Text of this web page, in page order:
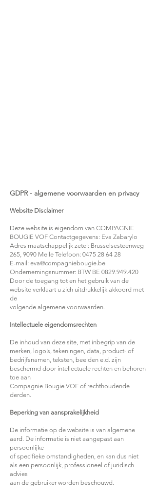
GDPR - algemene voorwaarden en privacy
Website Disclaimer
Deze website is eigendom van COMPAGNIE
BOUGIE VOF Contactgegevens: Eva Zabarylo
Adres maatschappelijk zetel: Brusselsesteenweg
265, 9090 Melle Telefoon: 0475 28 64 28
E-mail: eva@compagniebougie.be
Ondernemingsnummer: BTW BE 0829.949.420
Door de toegang tot en het gebruik van de
website verklaart u zich uitdrukkelijk akkoord met
de
volgende algemene voorwaarden.
Intellectuele eigendomsrechten
De inhoud van deze site, met inbegrip van de
merken, logo’s, tekeningen, data, product- of
bedrijfsnamen, teksten, beelden e.d. zijn
beschermd door intellectuele rechten en behoren
toe aan
Compagnie Bougie VOF of rechthoudende
derden.
Beperking van aansprakelijkheid
De informatie op de website is van algemene
aard. De informatie is niet aangepast aan
persoonlijke
of specifieke omstandigheden, en kan dus niet
als een persoonlijk, professioneel of juridisch
advies
aan de gebruiker worden beschouwd.